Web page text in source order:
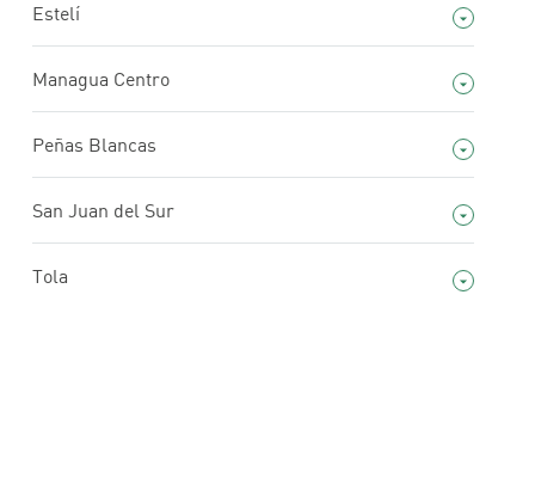
Estelí
Managua Centro
Peñas Blancas
San Juan del Sur
Tola